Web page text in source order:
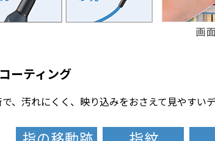
ーティング
、汚れにくく、映り込みをおさえて見やすい